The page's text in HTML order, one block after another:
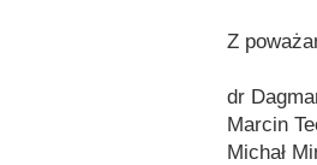
Z
dr
Marcin
Michał